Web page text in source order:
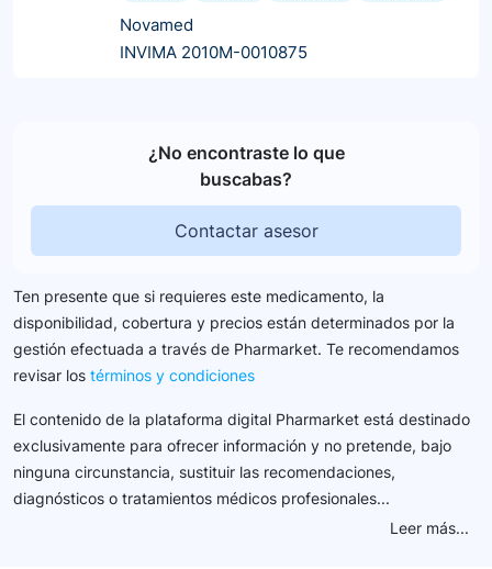
Novamed
INVIMA 2010M-0010875
¿No encontraste lo que
buscabas?
Contactar asesor
Ten presente que si requieres este medicamento, la
disponibilidad, cobertura y precios están determinados por la
gestión efectuada a través de Pharmarket. Te recomendamos
revisar los términos y condiciones
El contenido de la plataforma digital Pharmarket está destinado
exclusivamente para ofrecer información y no pretende, bajo
ninguna circunstancia, sustituir las recomendaciones,
diagnósticos o tratamientos médicos profesionales...
Leer más...